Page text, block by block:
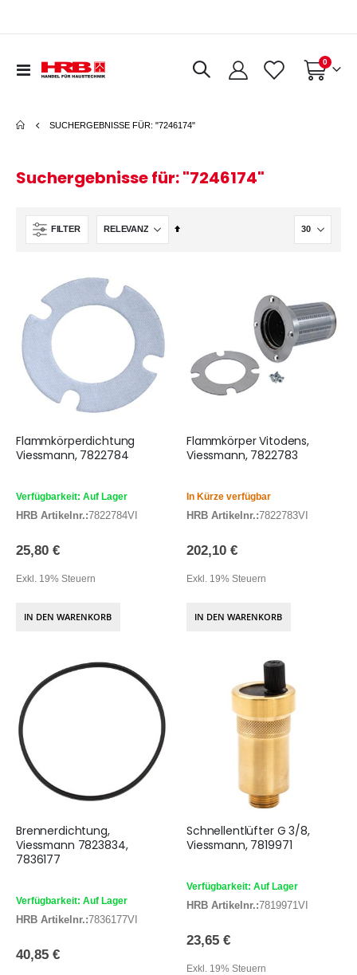
Navigation
Warenkorb
0Artikel
SUCHERGEBNISSE FÜR: "7246174"
Suchergebnisse für: "7246174"
FILTER
In
Flammkörperdichtung
Viessmann, 7822784
Verfügbarkeit: Auf Lager
HRB Artikelnr.:7822784VI
25,80 €
Exkl. 19% Steuern
IN DEN WARENKORB
Flammkörper Vitodens,
Viessmann, 7822783
In Kürze verfügbar
HRB Artikelnr.:7822783VI
202,10 €
Exkl. 19% Steuern
IN DEN WARENKORB
Brennerdichtung,
Viessmann 7823834,
7836177
Verfügbarkeit: Auf Lager
HRB Artikelnr.:7836177VI
40,85 €
Schnellentlüfter G 3/8,
Viessmann, 7819971
Verfügbarkeit: Auf Lager
HRB Artikelnr.:7819971VI
23,65 €
Exkl. 19% Steuern